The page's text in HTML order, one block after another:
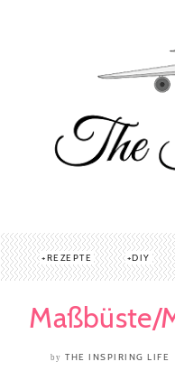
REZEPTE DIY
Maßbüste/
by THE INSPIRING LIFE